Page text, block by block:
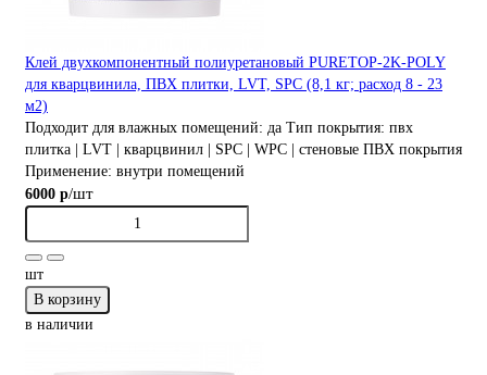
Клей двухкомпонентный полиуретановый PURETOP-2K-POLY
для кварцвинила, ПВХ плитки, LVT, SPC (8,1 кг; расход 8 - 23
м2)
Подходит для влажных помещений: да Тип покрытия: пвх
плитка | LVT | кварцвинил | SPC | WPC | стеновые ПВХ покрытия
Применение: внутри помещений
6000 р/шт
шт
В корзину
в наличии